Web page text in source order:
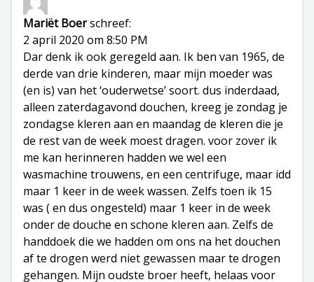
Mariët Boerschreef:
2 april 2020 om 8:50 PM
Dar denk ik ook geregeld aan. Ik ben van 1965, de
derde van drie kinderen, maar mijn moeder was
(en is) van het ‘ouderwetse’ soort. dus inderdaad,
alleen zaterdagavond douchen, kreeg je zondag je
zondagse kleren aan en maandag de kleren die je
de rest van de week moest dragen. voor zover ik
me kan herinneren hadden we wel een
wasmachine trouwens, en een centrifuge, maar idd
maar 1 keer in de week wassen. Zelfs toen ik 15
was ( en dus ongesteld) maar 1 keer in de week
onder de douche en schone kleren aan. Zelfs de
handdoek die we hadden om ons na het douchen
af te drogen werd niet gewassen maar te drogen
gehangen. Mijn oudste broer heeft, helaas voor